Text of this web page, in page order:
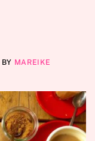
BY MAREIKE